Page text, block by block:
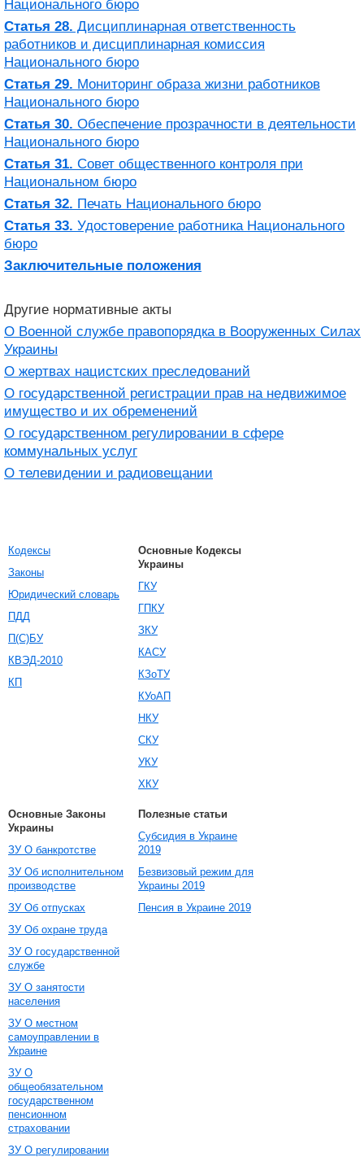
Национального бюро
Статья 28. Дисциплинарная ответственность
работников и дисциплинарная комиссия
Национального бюро
Статья 29. Мониторинг образа жизни работников
Национального бюро
Статья 30. Обеспечение прозрачности в деятельности
Национального бюро
Статья 31. Совет общественного контроля при
Национальном бюро
Статья 32. Печать Национального бюро
Статья 33. Удостоверение работника Национального
бюро
Заключительные положения
Другие нормативные акты
О Военной службе правопорядка в Вооруженных Силах
Украины
О жертвах нацистских преследований
О государственной регистрации прав на недвижимое
имущество и их обременений
О государственном регулировании в сфере
коммунальных услуг
О телевидении и радиовещании
Кодексы
Законы
Юридический словарь
ПДД
П(С)БУ
КВЭД-2010
КП
Основные Кодексы
Украины
ГКУ
ГПКУ
ЗКУ
КАСУ
КЗоТУ
КУоАП
НКУ
СКУ
УКУ
ХКУ
Основные Законы
Украины
ЗУ О банкротстве
ЗУ Об исполнительном
производстве
ЗУ Об отпусках
ЗУ Об охране труда
ЗУ О государственной
службе
ЗУ О занятости
населения
ЗУ О местном
самоуправлении в
Украине
ЗУ О
общеобязательном
государственном
пенсионном
страховании
ЗУ О регулировании
Полезные статьи
Субсидия в Украине
2019
Безвизовый режим для
Украины 2019
Пенсия в Украине 2019